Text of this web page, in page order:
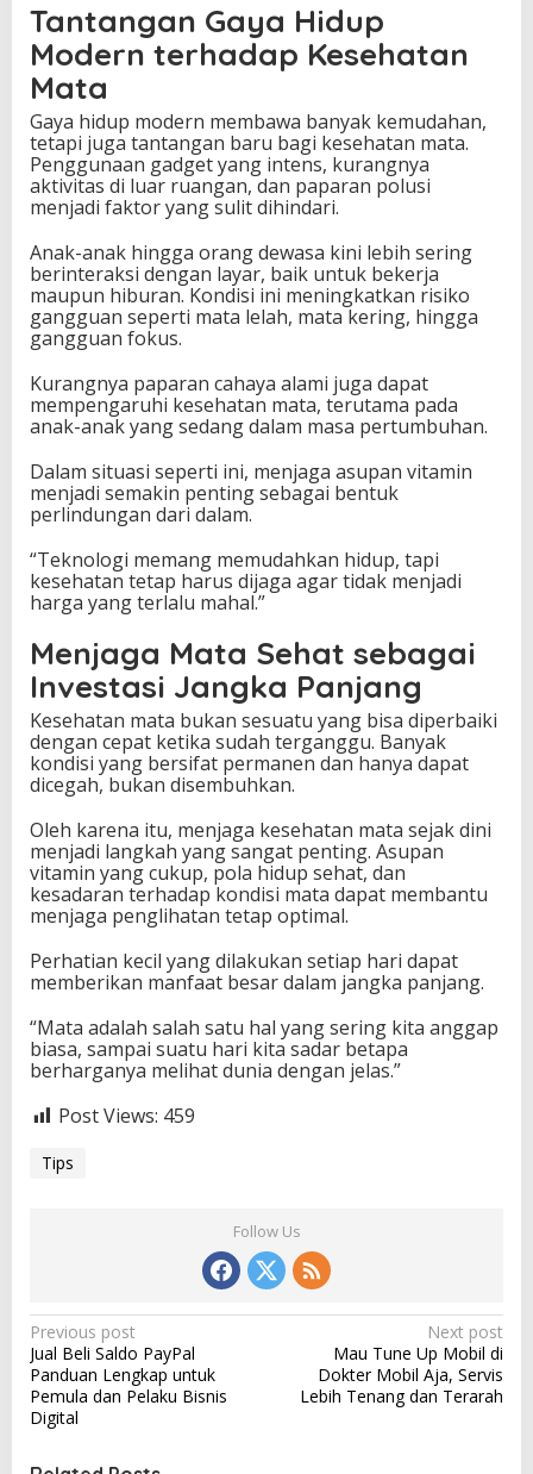
Tantangan Gaya Hidup
Modern terhadap Kesehatan
Mata
Gaya hidup modern membawa banyak kemudahan,
tetapi juga tantangan baru bagi kesehatan mata.
Penggunaan gadget yang intens, kurangnya
aktivitas di luar ruangan, dan paparan polusi
menjadi faktor yang sulit dihindari.
Anak-anak hingga orang dewasa kini lebih sering
berinteraksi dengan layar, baik untuk bekerja
maupun hiburan. Kondisi ini meningkatkan risiko
gangguan seperti mata lelah, mata kering, hingga
gangguan fokus.
Kurangnya paparan cahaya alami juga dapat
mempengaruhi kesehatan mata, terutama pada
anak-anak yang sedang dalam masa pertumbuhan.
Dalam situasi seperti ini, menjaga asupan vitamin
menjadi semakin penting sebagai bentuk
perlindungan dari dalam.
“Teknologi memang memudahkan hidup, tapi
kesehatan tetap harus dijaga agar tidak menjadi
harga yang terlalu mahal.”
Menjaga Mata Sehat sebagai
Investasi Jangka Panjang
Kesehatan mata bukan sesuatu yang bisa diperbaiki
dengan cepat ketika sudah terganggu. Banyak
kondisi yang bersifat permanen dan hanya dapat
dicegah, bukan disembuhkan.
Oleh karena itu, menjaga kesehatan mata sejak dini
menjadi langkah yang sangat penting. Asupan
vitamin yang cukup, pola hidup sehat, dan
kesadaran terhadap kondisi mata dapat membantu
menjaga penglihatan tetap optimal.
Perhatian kecil yang dilakukan setiap hari dapat
memberikan manfaat besar dalam jangka panjang.
“Mata adalah salah satu hal yang sering kita anggap
biasa, sampai suatu hari kita sadar betapa
berharganya melihat dunia dengan jelas.”
Post Views: 459
Tips
Follow Us
P
o
s
t
Previous post
Jual Beli Saldo PayPal
Panduan Lengkap untuk
Pemula dan Pelaku Bisnis
Digital
Next post
Mau Tune Up Mobil di
Dokter Mobil Aja, Servis
Lebih Tenang dan Terarah